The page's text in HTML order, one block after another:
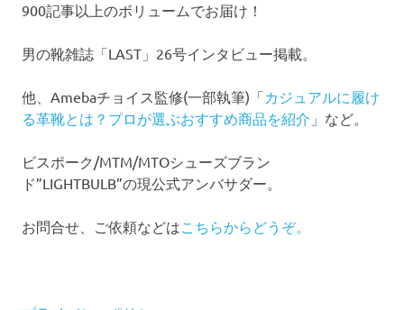
900記事以上のボリュームでお届け！
男の靴雑誌「LAST」26号インタビュー掲載。
他、Amebaチョイス監修(一部執筆)「カジュアルに履け
る革靴とは？プロが選ぶおすすめ商品を紹介 」など。
ビスポーク/MTM/MTOシューズブラン
ド”LIGHTBULB”の現公式アンバサダー。
お問合せ、ご依頼などはこちらからどうぞ。